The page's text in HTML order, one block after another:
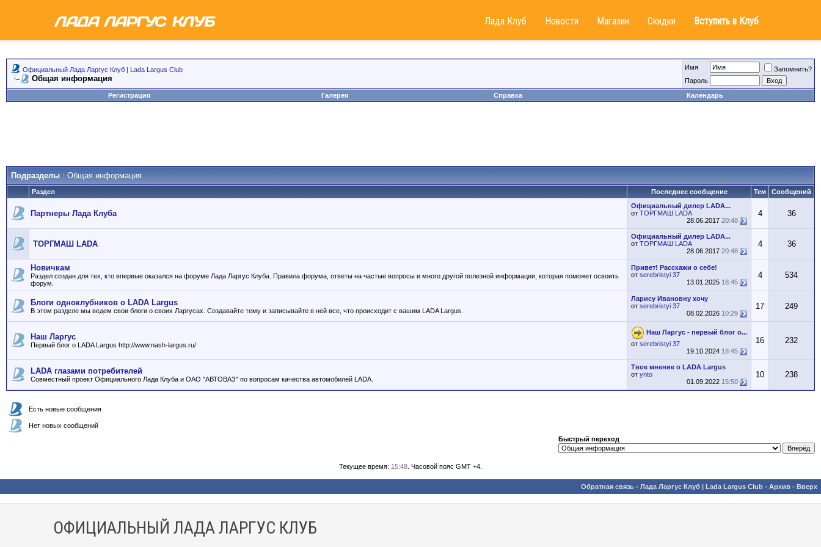
Лада Клуб Новости Магазин Скидки Вступить в Клуб
Официальный Лада Ларгус Клуб | Lada Largus Club
Общая информация
Имя
Запомнить?
Пароль
Регистрация
Галерея Справка Календарь
Подразделы : Общая информация
Раздел Последнее сообщение Тем Сообщений
Партнеры Лада Клуба
Официальный дилер LADA...
от ТОРГМАШ LADA
28.06.2017 20:48
4 36
ТОРГМАШ LADA
Официальный дилер LADA...
от ТОРГМАШ LADA
28.06.2017 20:48
4 36
Новичкам
Раздел создан для тех, кто впервые оказался на форуме Лада Ларгус Клуба. Правила форума, ответы на частые вопросы и много другой полезной информации, которая поможет освоить
форум.
Привет! Расскажи о себе!
от serebristyi 37
13.01.2025 18:45
4 534
Блоги одноклубников о LADA Largus
В этом разделе мы ведем свои блоги о своих Ларгусах. Создавайте тему и записывайте в ней все, что происходит с вашим LADA Largus.
Ларису Ивановну хочу
от serebristyi 37
08.02.2026 10:29
17 249
Наш Ларгус
Первый блог о LADA Largus http://www.nash-largus.ru/
Наш Ларгус - первый блог о...
от serebristyi 37
19.10.2024 18:45
16 232
LADA глазами потребителей
Совместный проект Официального Лада Клуба и ОАО "АВТОВАЗ" по вопросам качества автомобилей LADA.
Твое мнение о LADA Largus
от ynto
01.09.2022 15:50
10 238
Есть новые сообщения
Нет новых сообщений
Быстрый переход
Текущее время: 15:48 . Часовой пояс GMT +4.
Обратная связь - Лада Ларгус Клуб | Lada Largus Club - Архив - Вверх
ОФИЦИАЛЬНЫЙ ЛАДА ЛАРГУС КЛУБ